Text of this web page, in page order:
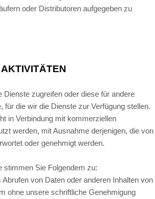
oder Distributoren aufgegeben zu
Dienste zugreifen oder diese für andere
für die wir die Dienste zur Verfügung stellen.
in Verbindung mit kommerziellen
werden, mit Ausnahme derjenigen, die von
oder genehmigt werden.
stimmen Sie Folgendem zu:
von Daten oder anderen Inhalten von
ohne unsere schriftliche Genehmigung